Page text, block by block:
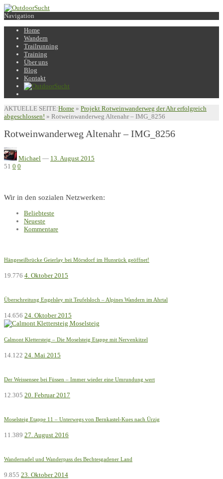
Navigation
Home
Wandern
Trailrunning
Training
Über uns
Blog
Kontakt
AKTUELLE SEITE:Home » Projekt Rotweinwanderweg der Ahr erfolgreich
abgeschlossen! » Rotweinwanderweg Altenahr – IMG_8256
Rotweinwanderweg Altenahr – IMG_8256
Michael — 13. August 2015
51 0 0
Wir in den sozialen Netzwerken:
Beliebteste
Neueste
Kommentare
Hängeseilbrücke Geierlay bei Mörsdorf im Hunsrück geöffnet!
19.776 4. Oktober 2015
Überschreitung Engelsley mit Teufelsloch – Alpines Wandern im Ahrtal
14.656 24. Oktober 2015
Calmont Klettersteig – Die Moselsteig Etappe mit Nervenkitzel
14.122 24. Mai 2015
Der Weissensee bei Füssen – Immer wieder eine Umrundung wert
12.305 20. Februar 2017
Moselsteig Etappe 11 – Unterwegs von Bernkastel-Kues nach Ürzig
11.389 27. August 2016
Wandernadel und Wanderpass des Bechtesgadener Land
9.855 23. Oktober 2014